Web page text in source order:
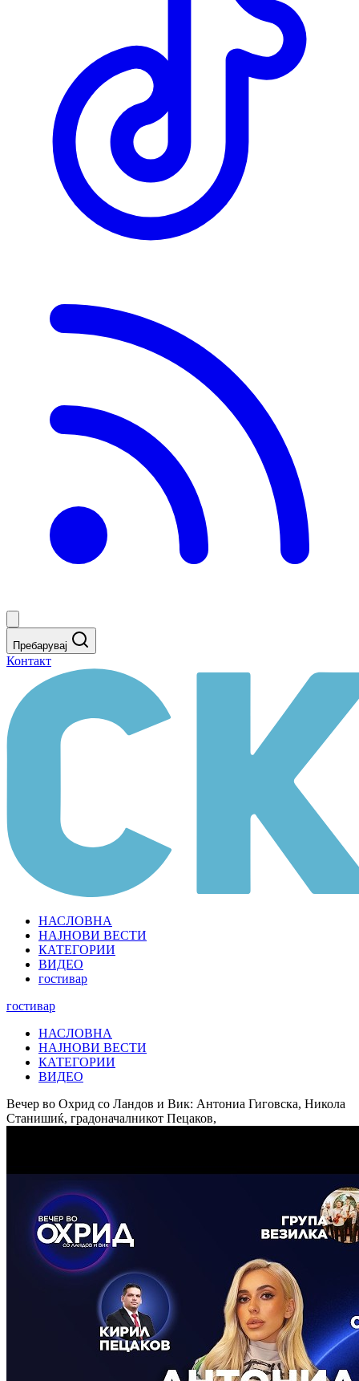
Пребарувај
Контакт
НАСЛОВНА
НАЈНОВИ ВЕСТИ
КАТЕГОРИИ
ВИДЕО
гостивар
гостивар
НАСЛОВНА
НАЈНОВИ ВЕСТИ
КАТЕГОРИИ
ВИДЕО
Вечер во Охрид со Ландов и Вик: Антониа Гиговска, Никола
Станишиќ, градоначалникот Пецаков,